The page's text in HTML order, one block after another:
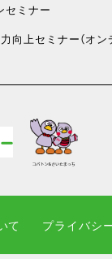
セミナー
向上セミナー（オン
て プライバシ